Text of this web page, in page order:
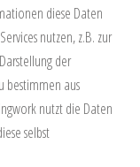
diese Daten
nutzen, z.B. zur
der
bestimmen aus
nutzt die Daten
selbst